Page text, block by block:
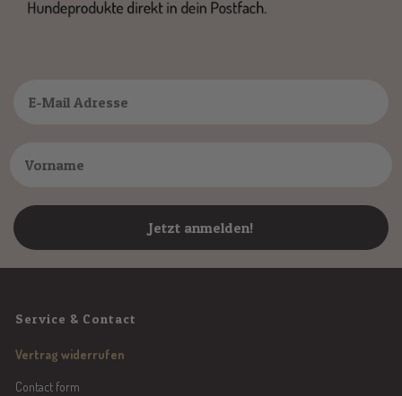
Jetzt anmelden!
Service & Contact
Vertrag widerrufen
Contact form